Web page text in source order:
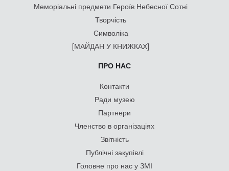
Меморіальні предмети Героїв Небесної Сотні
Творчість
Символіка
[МАЙДАН У КНИЖКАХ]
ПРО НАС
Контакти
Ради музею
Партнери
Членство в організаціях
Звітність
Публічні закупівлі
Головне про нас у ЗМІ